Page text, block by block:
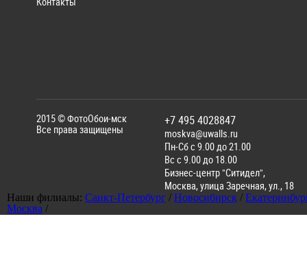
2015 ©ФотоОбои-мск
Все права защищены
+7 495 4028847
moskva@uwalls.ru
Пн-Сб с 9.00 до 21.00
Вс с 9.00 до 18.00
Бизнес-центр "Ситидел",
Москва,улица Заречная, ул., 18
Наши филиалы: Санкт-Петербург / Новосибирск /
Москва /